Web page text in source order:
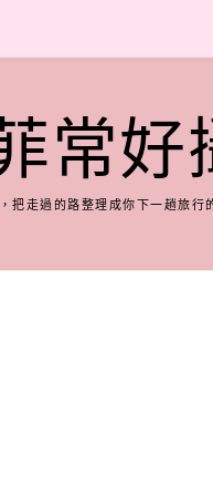
常好
把走過的路整理成你下一趟旅行